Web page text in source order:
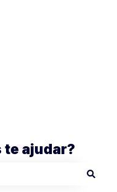
para traduções
te ajudar?